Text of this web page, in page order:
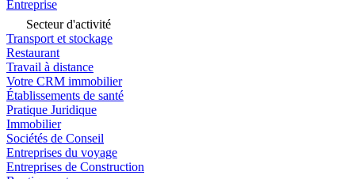
Entreprise
Secteur d'activité
Transport et stockage
Restaurant
Travail à distance
Votre CRM immobilier
Établissements de santé
Pratique Juridique
Immobilier
Sociétés de Conseil
Entreprises du voyage
Entreprises de Construction